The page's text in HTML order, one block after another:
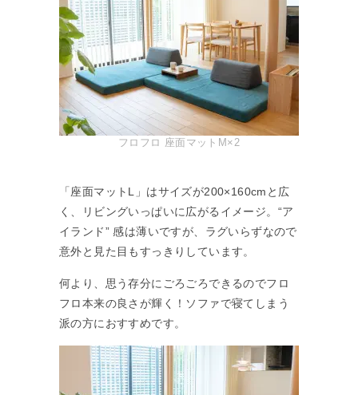
フロフロ 座面マットM×2
「座面マットL」はサイズが200×160cmと広
く、リビングいっぱいに広がるイメージ。“ア
イランド” 感は薄いですが、ラグいらずなので
意外と見た目もすっきりしています。
何より、思う存分にごろごろできるのでフロ
フロ本来の良さが輝く！ソファで寝てしまう
派の方におすすめです。